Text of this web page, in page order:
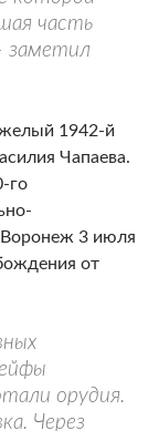
часть
заметил
1942-й
Чапаева.
го
3 июля
от
орудия.
Через